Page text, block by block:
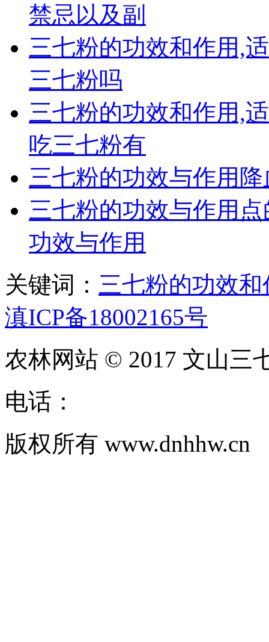
禁忌以及副
三七粉的功效和作用,
三七粉吗
三七粉的功效和作用,
吃三七粉有
三七粉的功效与作用
三七粉的功效与作用
功效与作用
关键词： 三七粉的功效和
滇ICP备18002165号
农林网站 © 2017 文山三
电话：
版权所有 www.dnhhw.cn